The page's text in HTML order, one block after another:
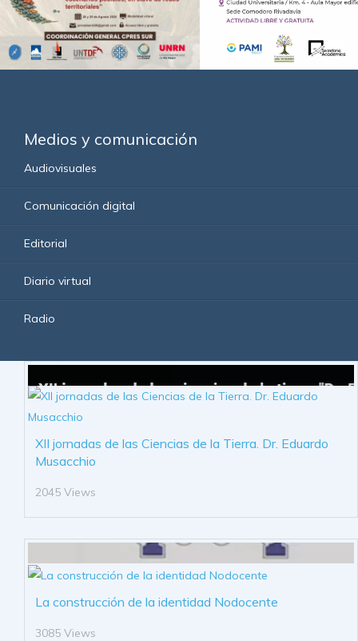
Medios y comunicación
Audiovisuales
Comunicación digital
Editorial
Diario virtual
Radio
XII jornadas de las Ciencias de la Tierra. Dr. Eduardo
Musacchio
2045 Views
La construcción de la identidad Nodocente
3085 Views